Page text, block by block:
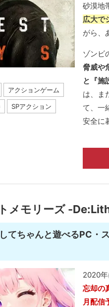
アクションゲーム
SPアクション
砂漠地
広大で
がら、
ゾンビ
脅威や
と『施
は、ま
て、一
安全に
メモリーズ -
てちゃんと遊べるPC・
2020
忘却の
月配信